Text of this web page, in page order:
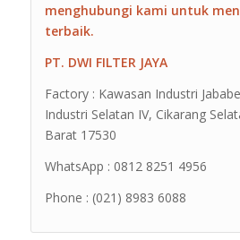
menghubungi kami untuk
terbaik.
PT. DWI FILTER JAYA
Factory : Kawasan Industri
Industri Selatan IV, Cikarang
Barat 17530
WhatsApp : 0812 8251 4956
Phone : (021) 8983 6088